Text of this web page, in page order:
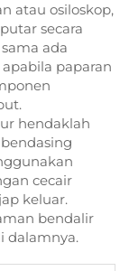
atau osiloskop,
secara
ada
paparan
hendaklah
cecair
keluar.
bendalir
dalamnya.